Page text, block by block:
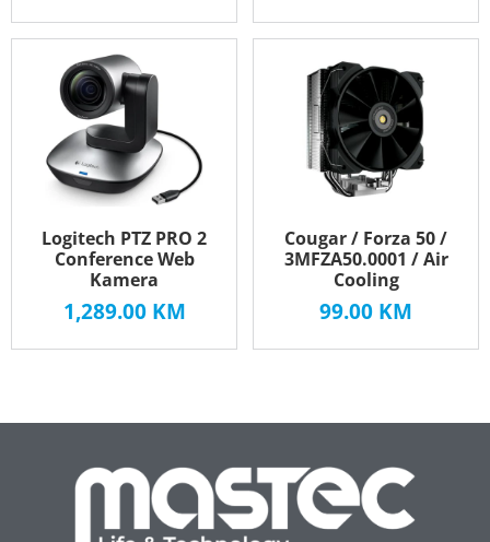
Logitech PTZ PRO 2
Conference Web
Kamera
1,289.00 KM
Cougar / Forza 50 /
3MFZA50.0001 / Air
Cooling
99.00 KM